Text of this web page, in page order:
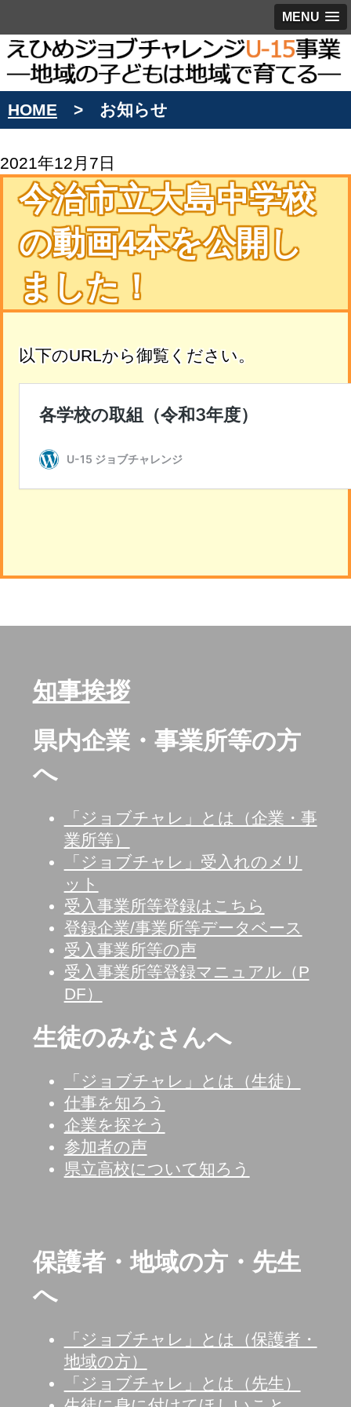
MENU
HOME お知らせ
2021年12月7日
今治市立大島中学校
の動画4本を公開し
ました！
以下のURLから御覧ください。
知事挨拶
県内企業・事業所等の方
へ
「ジョブチャレ」とは（企業・事
業所等）
「ジョブチャレ」受入れのメリ
ット
受入事業所等登録はこちら
登録企業/事業所等データベース
受入事業所等の声
受入事業所等登録マニュアル（P
DF）
生徒のみなさんへ
「ジョブチャレ」とは（生徒）
仕事を知ろう
企業を探そう
参加者の声
県立高校について知ろう
保護者・地域の方・先生
へ
「ジョブチャレ」とは（保護者・
地域の方）
「ジョブチャレ」とは（先生）